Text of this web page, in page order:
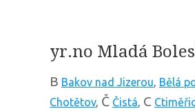
yr.no Mladá
B Bakov nad Jizerou, Bělá
Chotětov, Č Čistá, C